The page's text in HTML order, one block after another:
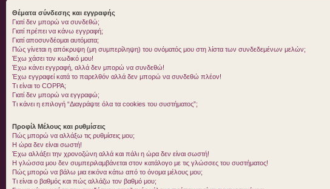
Θέματα σύνδεσης και εγγραφής
Γιατί δεν μπορώ να συνδεθώ;
Γιατί πρέπει να κάνω εγγραφή;
Γιατί αποσυνδέομαι αυτόματα;
Πώς γίνεται η απόκρυψη (μη συμπερίληψη) του ονόματός μου στη λίστα των συνδεδεμένων μελών;
Έχω χάσει τον κωδικό μου!
Έχω κάνει εγγραφή, αλλά δεν μπορώ να συνδεθώ!
Έχω εγγραφεί κατά το παρελθόν αλλά δεν μπορώ να συνδεθώ πλέον!
Τι είναι το COPPA;
Γιατί δεν μπορώ να εγγραφώ;
Τι κάνει η επιλογή “Διαγράψτε όλα τα cookies του συστήματος”;
Προφίλ Μέλους και ρυθμίσεις
Πώς μπορώ να αλλάξω τις ρυθμίσεις μου;
Η ώρα δεν είναι σωστή!
Έχω αλλάξει την χρονοζώνη αλλά και πάλι η ώρα δεν είναι σωστή!
Η γλώσσα μου δεν συμπεριλαμβάνεται στον κατάλογο με τις γλώσσες του συστήματος!
Πώς μπορώ να βάλω μια εικόνα κάτω από το όνομα μέλους μου;
Τι είναι ο βαθμός και πώς αλλάζω τον βαθμό μου;